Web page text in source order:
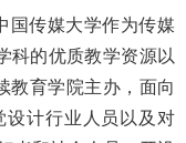
国传媒大学作为传媒
科的优质教学资源以
教育学院主办，面向
设计行业人员以及对